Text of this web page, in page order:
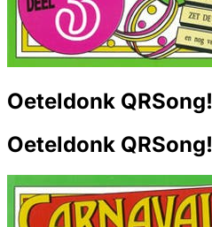
Oeteldonk QRSong!
Oeteldonk QRSong!